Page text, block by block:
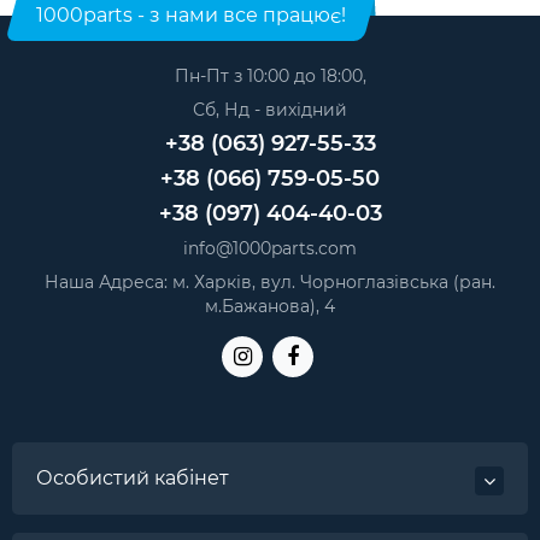
1000parts - з нами все працює!
Пн-Пт з 10:00 до 18:00,
Сб, Нд - вихідний
+38 (063) 927-55-33
+38 (066) 759-05-50
+38 (097) 404-40-03
info@1000parts.com
Наша Адреса: м. Харків, вул. Чорноглазівська (ран.
м.Бажанова), 4
Особистий кабінет